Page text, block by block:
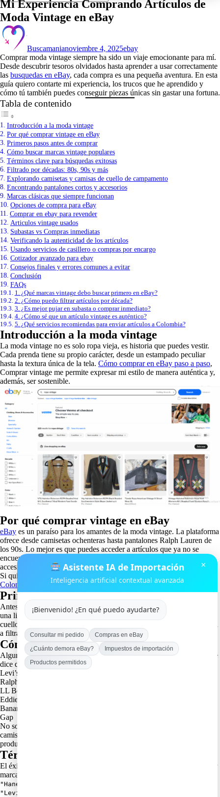
Mi Experiencia Comprando Artículos de
Moda Vintage en eBay
Buscamanianoviembre 4, 2025ebay
Comprar moda vintage siempre ha sido un viaje emocionante para mí.
Desde descubrir tesoros olvidados hasta aprender a usar correctamente
las busquedas en eBay, cada compra es una pequeña aventura. En esta
guía quiero contarte mi experiencia, los trucos que he aprendido y
cómo tú también puedes conseguir piezas únicas sin gastar una fortuna.
Tabla de contenido
Introducción a la moda vintage
Por qué comprar vintage en eBay
Primeros pasos antes de comprar
Cómo buscar marcas vintage populares
Términos clave para búsquedas exitosas
Filtrado por décadas: 80s, 90s y más
Explorando camisetas y camisas de cuello de campamento
Encontrando pantalones cortos y accesorios
Marcas clásicas que siempre funcionan
Opciones de compra para eBay
Comprar en ebay para revender
Articulos vintage usados
Subastas vs Compras inmediatas
Verificando la autenticidad de los artículos
Usando servicios de casillero o compras por encargo
Cotizador avanzado para ebay
Consejos finales y errores comunes a evitar
Conclusión
FAQs
1. ¿Qué marcas vintage debo buscar primero en eBay?
2. ¿Cómo puedo filtrar artículos por década?
3. ¿Es mejor pujar en subasta o comprar inmediato?
4. ¿Cómo sé que un artículo vintage es auténtico?
5. ¿Qué servicios recomiendas para enviar artículos a Colombia?
Introducción a la moda vintage
La moda vintage no es solo ropa vieja, es historia que puedes vestir.
Cada prenda tiene su propio carácter, desde un estampado peculiar
hasta la textura única de la tela. Cómo comprar en eBay paso a paso,
Comprar vintage me permite expresar mi estilo de manera auténtica y,
además, ser sostenible.
Por qué comprar vintage en eBay
eBay es un paraíso para los amantes de la moda vintage. La plataforma
ofrece desde camisetas ochenteras hasta pantalones Ralph Lauren de
los 90s. Lo mejor es que puedes acceder a artículos que ya no se
encuentran en tiendas tradicionales y muchas veces a precios
accesibles.
Si quieres aprender más sobre cómo comprar en eBay desde
Colombia
, te recomiendo estaguia ebay.
Primeros pasos antes de comprar
Antes de lanzarte a la búsqueda, define tu estilo y presupuesto. Haz
una lista de las prendas que más te interesan: camisetas, camisas con
cuello de campamento, pantalones cortos o accesorios. Esto te ayudará
a filtrar resultados y no perder tiempo.
Cómo buscar marcas vintage populares
Algunas marcas vintage tienen más valor que otras. Mi experiencia me
dice que estas marcas son imperdibles:
Levi’s
Ralph Lauren
LL Bean
Eddie Bauer
Banana Republic
Gap
No solo busco la marca, sino también la época. Por ejemplo, una
camiseta Levi’s de los 80s puede tener más estilo que una de
producción reciente.
Términos clave para búsquedas exitosas
El éxito en eBay depende de las palabras correctas. Yo suelo combinar
marca + tipo de prenda + estado. Algunos ejemplos:
"Hanes destrozado"
"Levi's vintage 90s"
×
Asistente IA de Importación
Inteligencia artificial contextual avanzada
¡Bienvenido! ¿En qué puedo ayudarte?
Consultar mi pedido
Compras en eBay
¿Cuánto demora eBay?
Impuestos de importación
Productos permitidos